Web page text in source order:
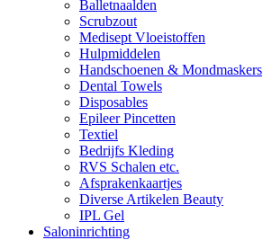
Balletnaalden
Scrubzout
Medisept Vloeistoffen
Hulpmiddelen
Handschoenen & Mondmaskers
Dental Towels
Disposables
Epileer Pincetten
Textiel
Bedrijfs Kleding
RVS Schalen etc.
Afsprakenkaartjes
Diverse Artikelen Beauty
IPL Gel
Saloninrichting